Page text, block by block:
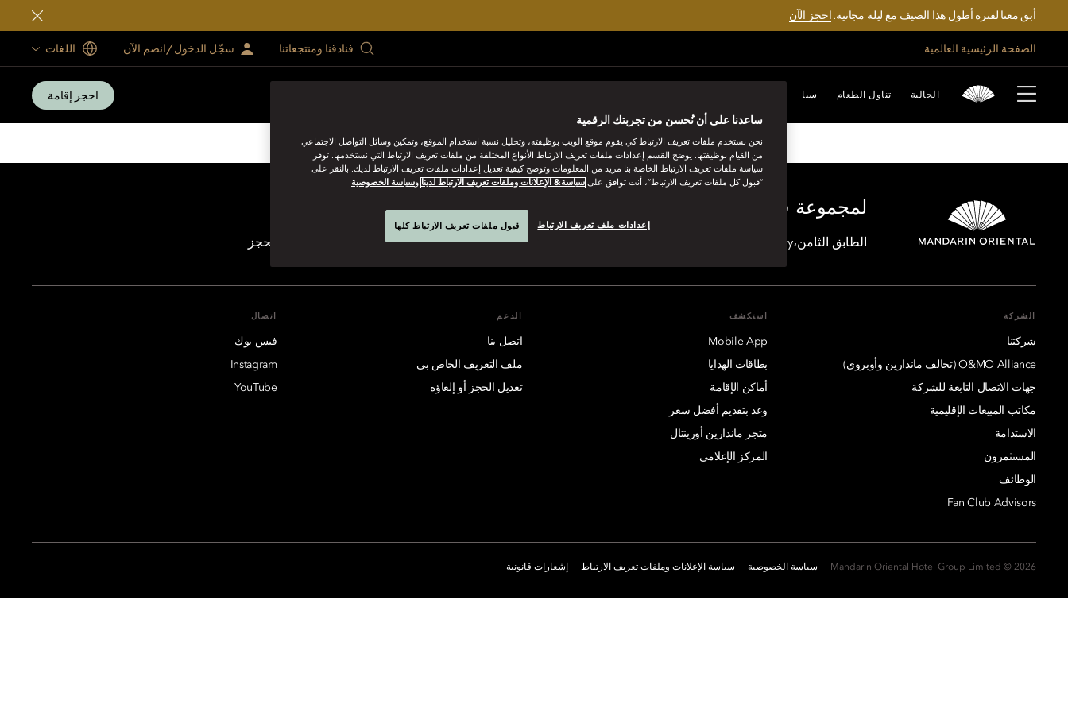
أبق معنا لفترة أطول هذا الصيف مع ليلة مجانية.احجز الآن
الصفحة الرئيسية العالمية فنادقنا ومنتجعاتنا سجّل الدخول/انضم الآن اللغات
الحالية تناول الطعام سبا احجز إقامة MASSERIA PISTOLA
لمجموعة فنادق ماندارين أورينتال
الطابق الثامن،One Island East, Taikoo Place 18 Westlands Road, Quarry Bay, هونغ كونغ عرض الأرقام المجانية للحجز
الشركة
شركتنا
O&MO Alliance (تحالف ماندارين وأوبروي)
جهات الاتصال التابعة للشركة
مكاتب المبيعات الإقليمية
الاستدامة
المستثمرون
الوظائف
Fan Club Advisors
استكشف
Mobile App
بطاقات الهدايا
أماكن الإقامة
وعد بتقديم أفضل سعر
متجر ماندارين أورينتال
المركز الإعلامي
الدعم
اتصل بنا
ملف التعريف الخاص بي
تعديل الحجز أو إلغاؤه
اتصال
فيس بوك
Instagram
YouTube
2026 © Mandarin Oriental Hotel Group Limited سياسة الخصوصية سياسة الإعلانات وملفات تعريف الارتباط إشعارات قانونية
ساعدنا على أن نُحسن من تجربتك الرقمية
نحن نستخدم ملفات تعريف الارتباط كي يقوم موقع الويب بوظيفته، وتحليل نسبة استخدام الموقع، وتمكين وسائل التواصل الاجتماعي
من القيام بوظيفتها. يوضح القسم إعدادات ملفات تعريف الارتباط الأنواع المختلفة من ملفات تعريف الارتباط التي نستخدمها. توفر
سياسة ملفات تعريف الارتباط الخاصة بنا مزيد من المعلومات وتوضح كيفية تعديل إعدادات ملفات تعريف الارتباط لديك. بالنقر على
“قبول كل ملفات تعريف الارتباط”، أنت توافق على سياسة& الإعلانات وملفات تعريف الارتباط لدينا وسياسة الخصوصية
إعدادات ملف تعريف الارتباط قبول ملفات تعريف الارتباط كلها